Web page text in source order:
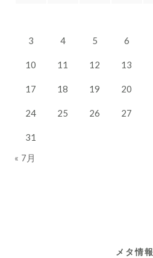
3 4 5 6
10 11 12 13
17 18 19 20
24 25 26 27
31
« 7月
メタ情報